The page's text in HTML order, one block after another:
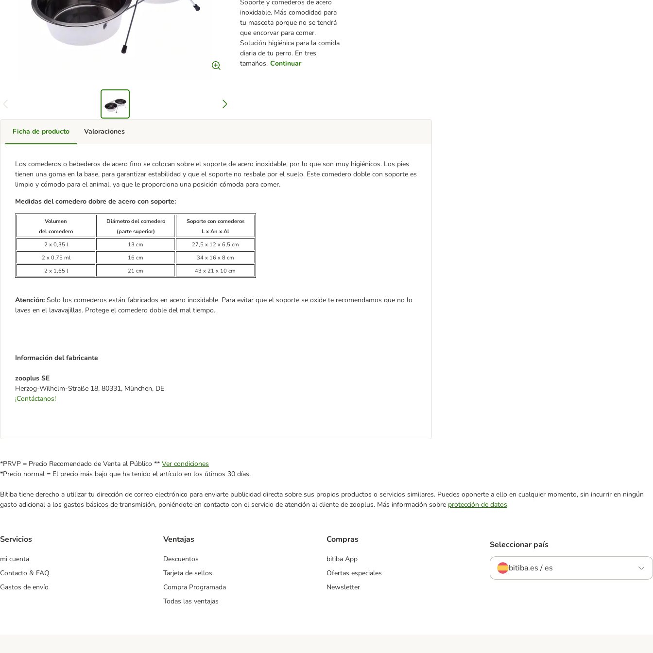
Soporte y comederos de acero
inoxidable. Más comodidad para
tu mascota porque no se tendrá
que encorvar para comer.
Solución higiénica para la comida
diaria de tu perro. En tres
tamaños. Continuar
Ficha de producto
Los comederos o bebederos de acero fino se colocan sobre el soporte de acero inoxidable, por lo que son muy higiénicos. Los pies
tienen una goma en la base, para garantizar estabilidad y que el soporte no resbale por el suelo. Este comedero doble con soporte es
limpio y cómodo para el animal, ya que le proporciona una posición cómoda para comer.
Medidas del comedero dobre de acero con soporte:
Volumen
del comedero
Diámetro del comedero
(parte superior)
Soporte con comederos
L x An x Al
2 x 0,35 l
13 cm
27,5 x 12 x 6,5 cm
2 x 0,75 ml
16 cm
34 x 16 x 8 cm
2 x 1,65 l
21 cm 43 x 21 x 10 cm
Atención: Solo los comederos están fabricados en acero inoxidable. Para evitar que el soporte se oxide te recomendamos que no lo
laves en el lavavajillas. Protege el comedero doble del mal tiempo.
Información del fabricante
zooplus SE
Herzog-Wilhelm-Straße 18, 80331, München, DE
¡Contáctanos!
Valoraciones
*PRVP = Precio Recomendado de Venta al Público ** Ver condiciones
*Precio normal = El precio más bajo que ha tenido el artículo en los útimos 30 días.
Bitiba tiene derecho a utilizar tu dirección de correo electrónico para enviarte publicidad directa sobre sus propios productos o servicios similares. Puedes oponerte a ello en cualquier momento, sin incurrir en ningún
gasto adicional a los gastos básicos de transmisión, poniéndote en contacto con el servicio de atención al cliente de zooplus. Más información sobre protección de datos
Servicios
mi cuenta
Contacto & FAQ
Gastos de envío
Ventajas
Descuentos
Tarjeta de sellos
Compra Programada
Todas las ventajas
Compras
bitiba App
Ofertas especiales
Newsletter
Seleccionar país
bitiba.es / es